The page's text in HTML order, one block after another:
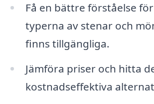
Få en bättre förståelse
typerna av stenar och
finns tillgängliga.
Jämföra priser och hitta
kostnadseffektiva